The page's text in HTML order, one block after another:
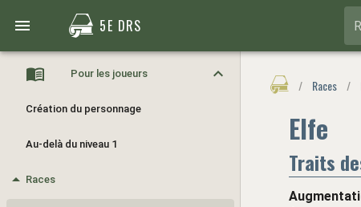
Pour les joueurs
Création du personnage
Au-delà du niveau 1
Races
5E DRS
/ Races /
Elfe
Traits